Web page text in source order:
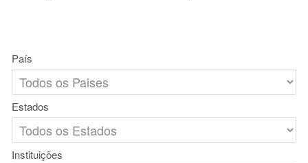
País
Estados
Instituições